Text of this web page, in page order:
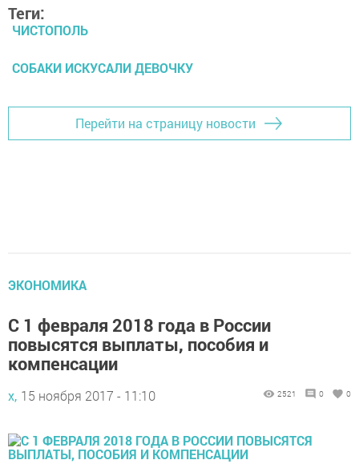
Теги:
ЧИСТОПОЛЬ
СОБАКИ ИСКУСАЛИ ДЕВОЧКУ
Перейти на страницу новости
ЭКОНОМИКА
С 1 февраля 2018 года в России
повысятся выплаты, пособия и
компенсации
х, 15 ноября 2017 - 11:10 2521 0 0